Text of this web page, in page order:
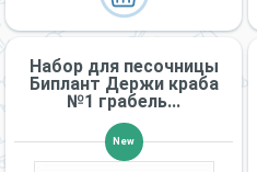
Набор для песочницы
Биплант Держи краба
№1 грабель...
New